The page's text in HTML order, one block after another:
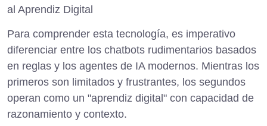
al Aprendiz Digital
Para comprender esta tecnología, es imperativo
diferenciar entre los chatbots rudimentarios basados
en reglas y los agentes de IA modernos. Mientras los
primeros son limitados y frustrantes, los segundos
operan como un "aprendiz digital" con capacidad de
razonamiento y contexto.